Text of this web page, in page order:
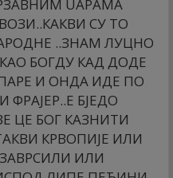
ÜАРАМА
СУ ТО
..ЗНАМ ЛУЦНО
БОГДУ КАД ДОДЕ
И ОНДА ИДЕ ПО
БЈЕДО
ЦЕ БОГ КАЗНИТИ
КРВОПИЈЕ ИЛИ
ИЛИ